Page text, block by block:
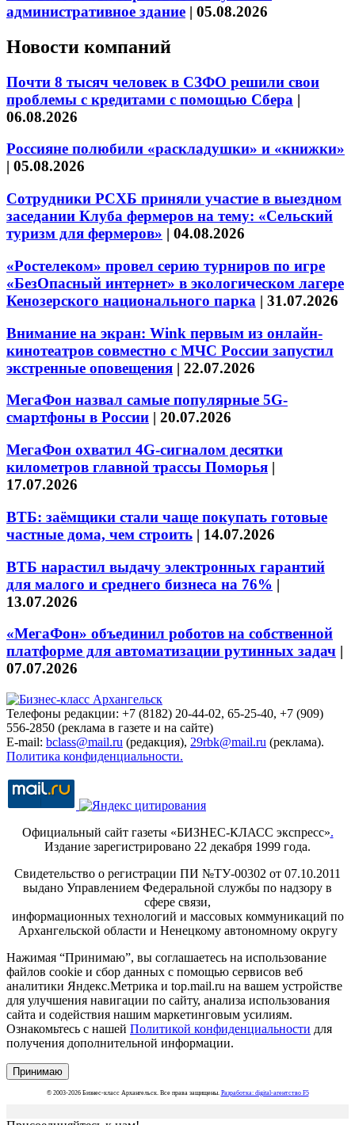
административное здание | 05.08.2026
Новости компаний
Почти 8 тысяч человек в СЗФО решили свои
проблемы с кредитами с помощью Сбера |
06.08.2026
Россияне полюбили «раскладушки» и «книжки»
| 05.08.2026
Сотрудники РСХБ приняли участие в выездном
заседании Клуба фермеров на тему: «Сельский
туризм для фермеров» | 04.08.2026
«Ростелеком» провел серию турниров по игре
«БезОпасный интернет» в экологическом лагере
Кенозерского национального парка | 31.07.2026
Внимание на экран: Wink первым из онлайн-
кинотеатров совместно с МЧС России запустил
экстренные оповещения | 22.07.2026
МегаФон назвал самые популярные 5G-
смартфоны в России | 20.07.2026
МегаФон охватил 4G-сигналом десятки
километров главной трассы Поморья |
17.07.2026
ВТБ: заёмщики стали чаще покупать готовые
частные дома, чем строить | 14.07.2026
ВТБ нарастил выдачу электронных гарантий
для малого и среднего бизнеса на 76% |
13.07.2026
«МегаФон» объединил роботов на собственной
платформе для автоматизации рутинных задач |
07.07.2026
Телефоны редакции: +7 (8182) 20-44-02, 65-25-40, +7 (909)
556-2850 (реклама в газете и на сайте)
E-mail: bclass@mail.ru (редакция), 29rbk@mail.ru (реклама).
Политика конфиденциальности.
Официальный сайт газеты «БИЗНЕС-КЛАСС экспресс».
Издание зарегистрировано 22 декабря 1999 года.
Свидетельство о регистрации ПИ №ТУ-00302 от 07.10.2011
выдано Управлением Федеральной службы по надзору в
сфере связи,
информационных технологий и массовых коммуникаций по
Архангельской области и Ненецкому автономному округу
Нажимая “Принимаю”, вы соглашаетесь на использование
файлов cookie и сбор данных с помощью сервисов веб
аналитики Яндекс.Метрика и top.mail.ru на вашем устройстве
для улучшения навигации по сайту, анализа использования
сайта и содействия нашим маркетинговым усилиям.
Ознакомьтесь с нашей Политикой конфиденциальности для
получения дополнительной информации.
Принимаю
© 2003-2026 Бизнес-класс Архангельск. Все права защищены. Разработка: digital-агентство F5